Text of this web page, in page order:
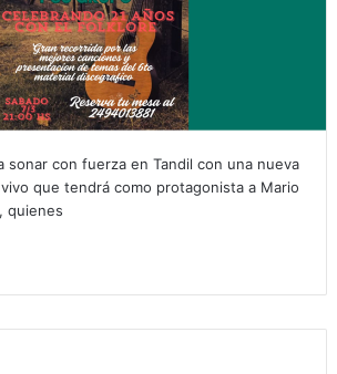
sonar con fuerza en Tandil con una nueva
que tendrá como protagonista a Mario
quienes